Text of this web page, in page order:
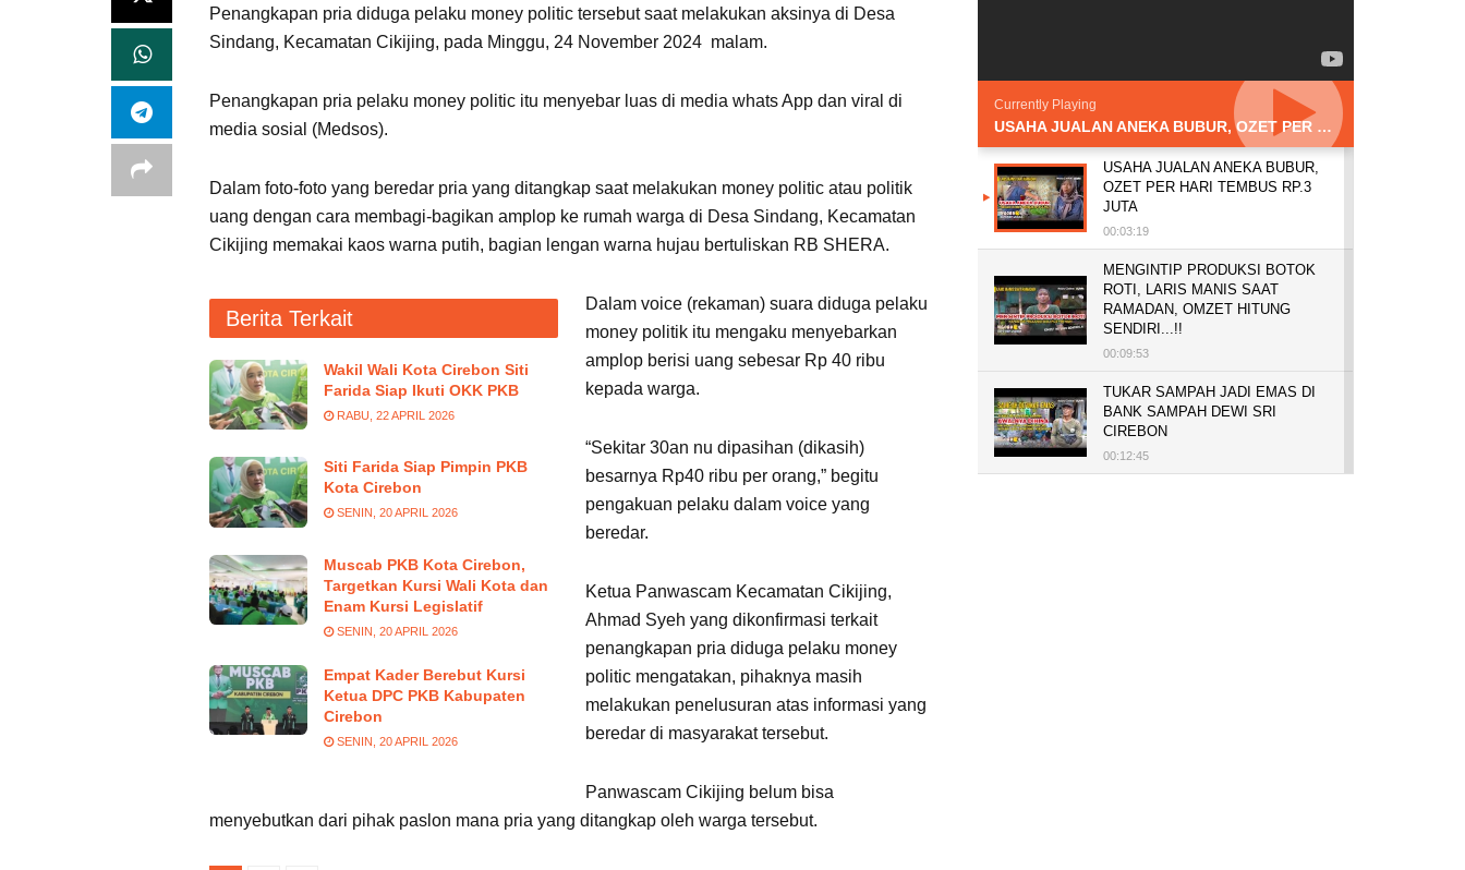
Penangkapan pria diduga pelaku money politic tersebut saat melakukan aksinya di Desa
Sindang, Kecamatan Cikijing, pada Minggu, 24 November 2024 malam.
Penangkapan pria pelaku money politic itu menyebar luas di media whats App dan viral di
media sosial (Medsos).
Dalam foto-foto yang beredar pria yang ditangkap saat melakukan money politic atau politik
uang dengan cara membagi-bagikan amplop ke rumah warga di Desa Sindang, Kecamatan
Cikijing memakai kaos warna putih, bagian lengan warna hujau bertuliskan RB SHERA.
Berita Terkait
Wakil Wali Kota Cirebon Siti
Farida Siap Ikuti OKK PKB
RABU, 22 APRIL 2026
Siti Farida Siap Pimpin PKB
Kota Cirebon
SENIN, 20 APRIL 2026
Muscab PKB Kota Cirebon,
Targetkan Kursi Wali Kota dan
Enam Kursi Legislatif
SENIN, 20 APRIL 2026
Empat Kader Berebut Kursi
Ketua DPC PKB Kabupaten
Cirebon
SENIN, 20 APRIL 2026
Dalam voice (rekaman) suara diduga pelaku
money politik itu mengaku menyebarkan
amplop berisi uang sebesar Rp 40 ribu
kepada warga.
“Sekitar 30an nu dipasihan (dikasih)
besarnya Rp40 ribu per orang,” begitu
pengakuan pelaku dalam voice yang
beredar.
Ketua Panwascam Kecamatan Cikijing,
Ahmad Syeh yang dikonfirmasi terkait
penangkapan pria diduga pelaku money
politic mengatakan, pihaknya masih
melakukan penelusuran atas informasi yang
beredar di masyarakat tersebut.
Panwascam Cikijing belum bisa
menyebutkan dari pihak paslon mana pria yang ditangkap oleh warga tersebut.
Currently Playing
USAHA JUALAN ANEKA BUBUR, OZET PER HARI TEMBUS RP.3 JUTA
USAHA JUALAN ANEKA BUBUR,
OZET PER HARI TEMBUS RP.3
JUTA
00:03:19
MENGINTIP PRODUKSI BOTOK
ROTI, LARIS MANIS SAAT
RAMADAN, OMZET HITUNG
SENDIRI...!!
00:09:53
TUKAR SAMPAH JADI EMAS DI
BANK SAMPAH DEWI SRI
CIREBON
00:12:45